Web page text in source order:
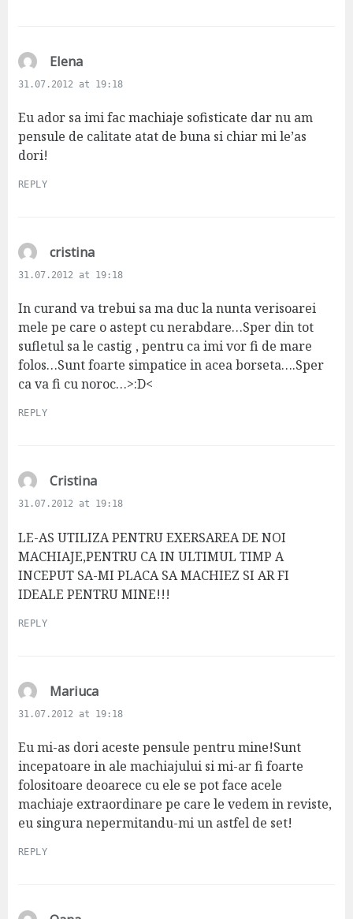
Elenas
a
s
:
31.07.2012 at 19:18
Eu ador sa imi fac machiaje sofisticate dar nu am
pensule de calitate atat de buna si chiar mi le’as
dori!
REPLY
cristinas
a
s
:
31.07.2012 at 19:18
In curand va trebui sa ma duc la nunta verisoarei
mele pe care o astept cu nerabdare…Sper din tot
sufletul sa le castig , pentru ca imi vor fi de mare
folos…Sunt foarte simpatice in acea borseta….Sper
ca va fi cu noroc…>:D<
REPLY
Cristinas
a
s
:
31.07.2012 at 19:18
LE-AS UTILIZA PENTRU EXERSAREA DE NOI
MACHIAJE,PENTRU CA IN ULTIMUL TIMP A
INCEPUT SA-MI PLACA SA MACHIEZ SI AR FI
IDEALE PENTRU MINE!!!
REPLY
Mariucas
a
s
:
31.07.2012 at 19:18
Eu mi-as dori aceste pensule pentru mine!Sunt
incepatoare in ale machiajului si mi-ar fi foarte
folositoare deoarece cu ele se pot face acele
machiaje extraordinare pe care le vedem in reviste,
eu singura nepermitandu-mi un astfel de set!
REPLY